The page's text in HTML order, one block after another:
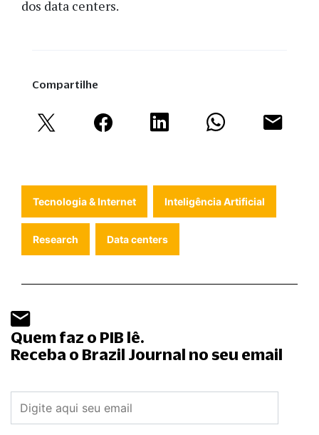
dos data centers.
Compartilhe
Tecnologia & Internet Inteligência Artificial
Research Data centers
Quem faz o PIB lê.
Receba o Brazil Journal no seu email